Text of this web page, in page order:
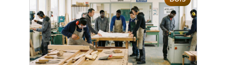
ou encore desaides régionales
spécifiques